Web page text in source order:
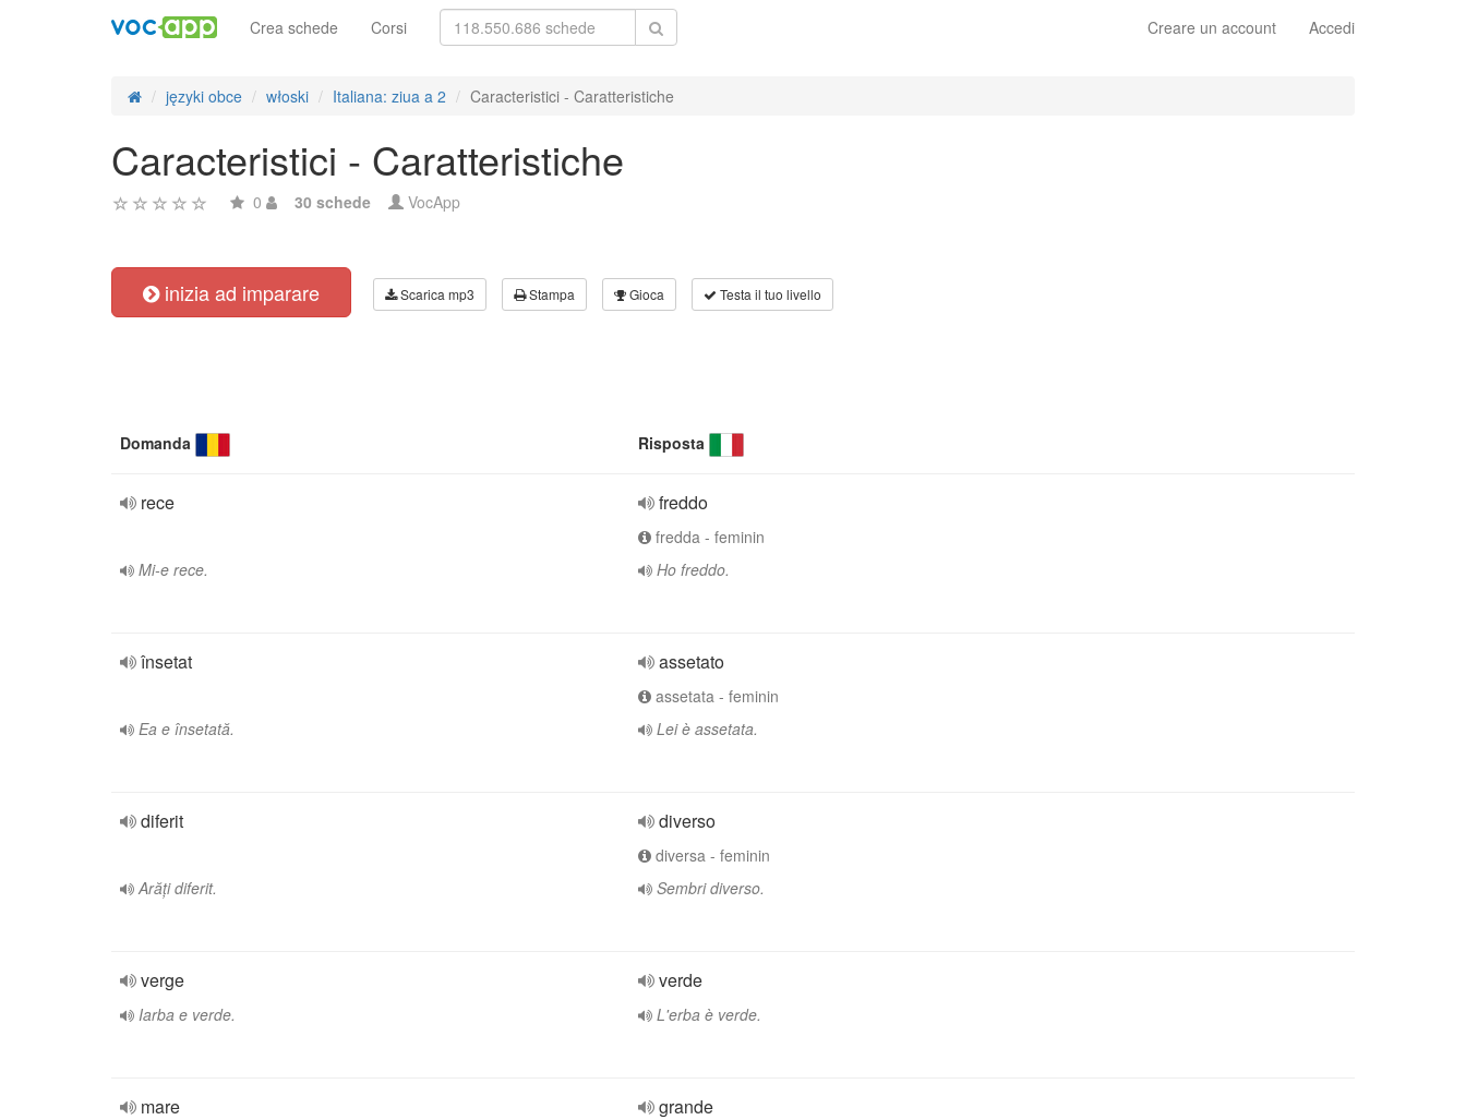
Creare un account Accedi
Crea schede Corsi
języki obce włoski Italiana: ziua a 2 Caracteristici - Caratteristiche
Caracteristici - Caratteristiche
0 30 schede VocApp
inizia ad imparare Scarica mp3 Stampa Gioca Testa il tuo livello
Domanda Risposta
rece
Mi-e rece.
freddo
fredda - feminin
Ho freddo.
însetat
Ea e însetată.
assetato
assetata - feminin
Lei è assetata.
diferit
Arăți diferit.
diverso
diversa - feminin
Sembri diverso.
verge
Iarba e verde.
verde
L'erba è verde.
mare grande